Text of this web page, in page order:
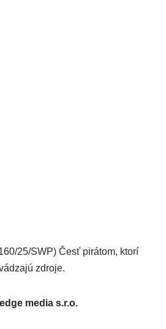
25/SWP) Česť pirátom, ktorí
zdroje.
media s.r.o.